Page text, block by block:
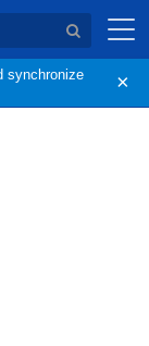
synchronize
×